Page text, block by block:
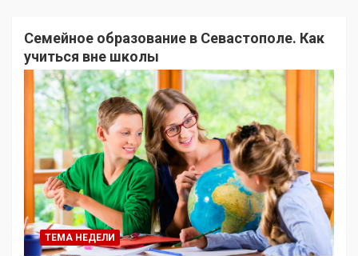
Семейное образование в Севастополе. Как
учиться вне школы
ТЕМА НЕДЕЛИ